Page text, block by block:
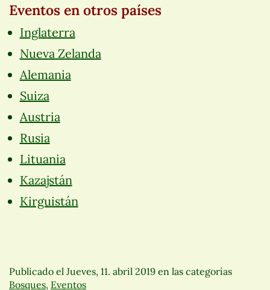
Eventos en otros países
Inglaterra
Nueva Zelanda
Alemania
Suiza
Austria
Rusia
Lituania
Kazajstán
Kirguistán
Publicado el Jueves, 11. abril 2019 en las categorías
Bosques, Eventos